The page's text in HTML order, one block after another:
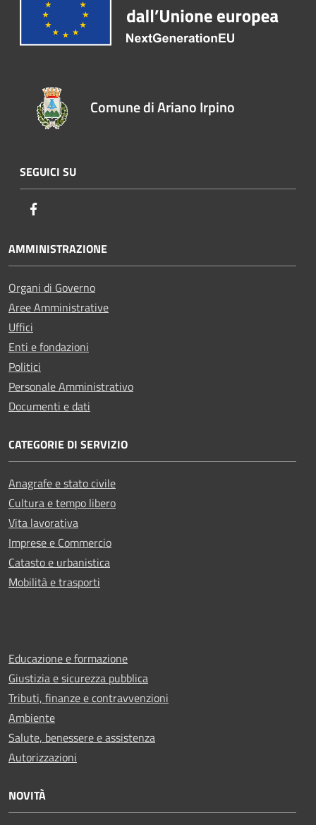
Comune di Ariano Irpino
SEGUICI SU
AMMINISTRAZIONE
Organi di Governo
Aree Amministrative
Uffici
Enti e fondazioni
Politici
Personale Amministrativo
Documenti e dati
CATEGORIE DI SERVIZIO
Anagrafe e stato civile
Cultura e tempo libero
Vita lavorativa
Imprese e Commercio
Catasto e urbanistica
Mobilità e trasporti
Educazione e formazione
Giustizia e sicurezza pubblica
Tributi, finanze e contravvenzioni
Ambiente
Salute, benessere e assistenza
Autorizzazioni
NOVITÀ